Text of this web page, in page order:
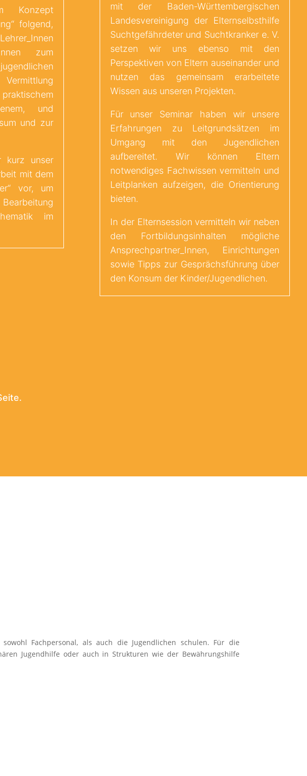
Konzept
folgend,
zum
und
und zur
kurz unser
mit dem
vor, um
im
mit der Baden-Württembergischen
Landesvereinigung der Elternselbsthilfe
Suchtgefährdeter und Suchtkranker e. V.
setzen wir uns ebenso mit den
Perspektiven von Eltern auseinander und
nutzen das gemeinsam erarbeitete
Wissen aus unseren Projekten.
Für unser Seminar haben wir unsere
Erfahrungen zu Leitgrundsätzen im
Umgang mit den Jugendlichen
aufbereitet. Wir können Eltern
notwendiges Fachwissen vermitteln und
Leitplanken aufzeigen, die Orientierung
bieten.
In der Elternsession vermitteln wir neben
den Fortbildungsinhalten mögliche
Ansprechpartner_Innen, Einrichtungen
sowie Tipps zur Gesprächsführung über
den Konsum der Kinder/Jugendlichen.
Fachpersonal, als auch die Jugendlichen schulen. Für die
Jugendhilfe oder auch in Strukturen wie der Bewährungshilfe